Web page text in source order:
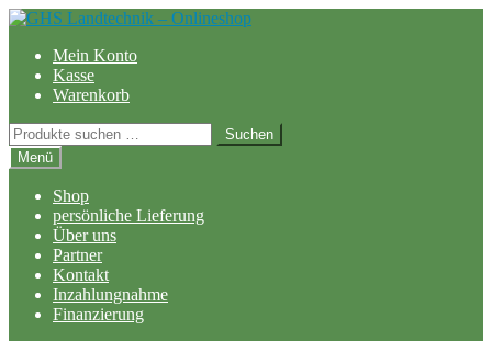
Zur
springen
Zum
springenMein Konto
Kasse
Warenkorb
Suchen
nach:
Suchen
Menü
Shop
persönliche Lieferung
Über uns
Partner
Kontakt
Inzahlungnahme
Finanzierung